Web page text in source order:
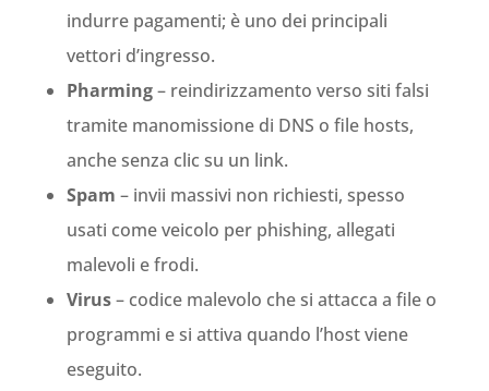
indurre pagamenti; è uno dei principali
vettori d’ingresso.
Pharming– reindirizzamento verso siti falsi
tramite manomissione di DNS o file hosts,
anche senza clic su un link.
Spam – invii massivi non richiesti, spesso
usati come veicolo per phishing, allegati
malevoli e frodi.
Virus– codice malevolo che si attacca a file o
programmi e si attiva quando l’host viene
eseguito.